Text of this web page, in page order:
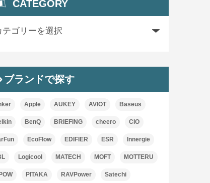
CATEGORY
ブランドで探す
Apple AUKEY AVIOT Baseus
BenQ BRIEFING cheero CIO
EcoFlow EDIFIER ESR Innergie
Logicool MATECH MOFT MOTTERU
PITAKA RAVPower Satechi